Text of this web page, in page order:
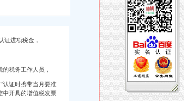
进项税金，
税务工作人员，
证时携带当月要准
开具的增值税发票